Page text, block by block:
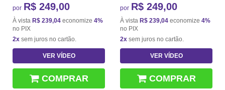
por R$ 249,00
À vista R$ 239,04 economize 4%
no PIX
2x sem juros no cartão.
VER VÍDEO
COMPRAR
por R$ 249,00
À vista R$ 239,04 economize 4%
no PIX
2x sem juros no cartão.
VER VÍDEO
COMPRAR